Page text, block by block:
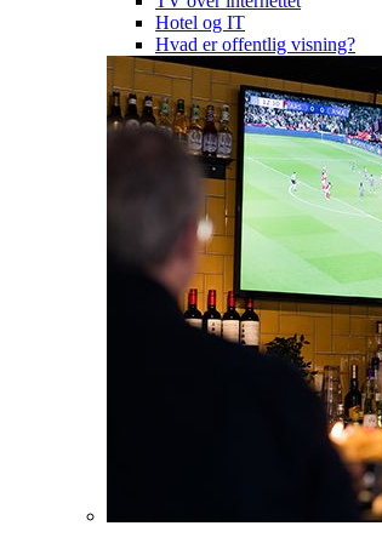
Hotel og IT
Hvad er offentlig visning?